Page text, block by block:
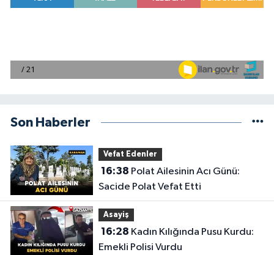
Son Haberler
Vefat Edenler
16:38
Sacide Polat Vefat Etti
Asayiş
16:28
Emekli Polisi Vurdu